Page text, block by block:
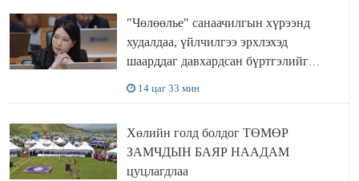
"Чөлөөлье" санаачилгын хүрээнд
худалдаа, үйлчилгээ эрхлэхэд
шаарддаг давхардсан бүртгэлийг
14 цаг 33 мин
Хөлийн голд болдог ТӨМӨР
ЗАМЧДЫН БАЯР НААДАМ
цуцлагдлаа